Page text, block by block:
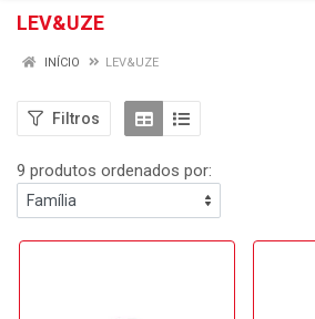
LEV&UZE
INÍCIO LEV&UZE
Filtros
9 produtos ordenados por: